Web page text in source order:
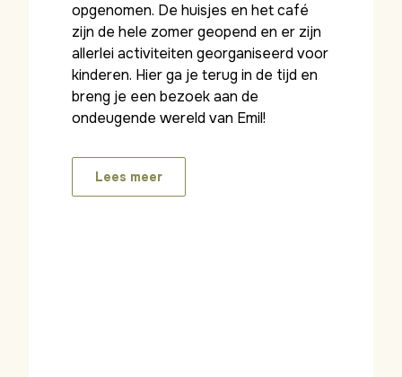
opgenomen. De huisjes en het café
zijn de hele zomer geopend en er zijn
allerlei activiteiten georganiseerd voor
kinderen. Hier ga je terug in de tijd en
breng je een bezoek aan de
ondeugende wereld van Emil!
Lees meer